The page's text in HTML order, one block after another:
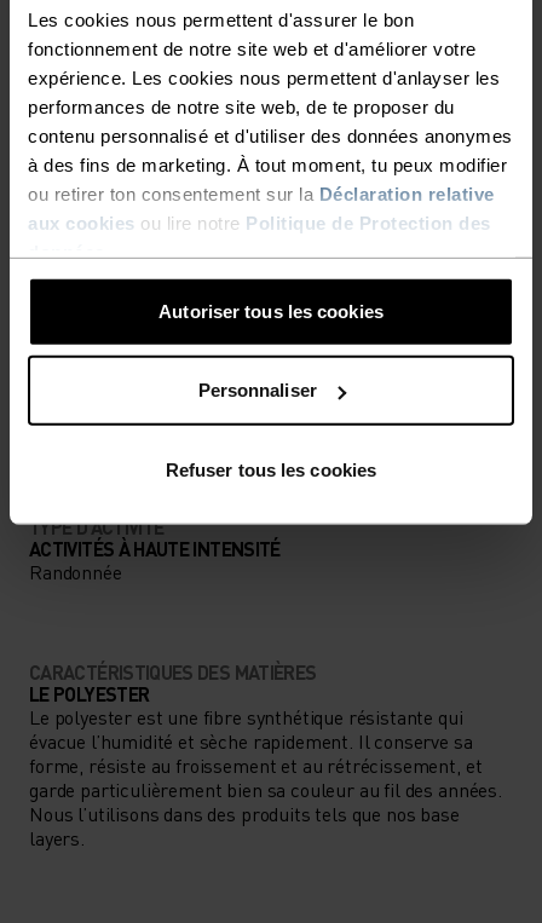
Les cookies nous permettent d'assurer le bon
fonctionnement de notre site web et d'améliorer votre
expérience. Les cookies nous permettent d'anlayser les
performances de notre site web, de te proposer du
contenu personnalisé et d'utiliser des données anonymes
à des fins de marketing. À tout moment, tu peux modifier
ou retirer ton consentement sur la Déclaration relative
aux cookies ou lire notre Politique de Protection des
Autoriser tous les cookies
Personnaliser
Refuser tous les cookies
LES DÉTAILS QUI FONT LA
DIFFÉRENCE
Des accessoires pensés pour profiter au maximum
de chaque aventure.
NIVEAU D'ACTIVITÉ
BAS MODÉRÉ ÉLEVÉ
TYPE D’ACTIVITÉ
ACTIVITÉS À HAUTE INTENSITÉ
Randonnée
CARACTÉRISTIQUES DES MATIÈRES
LE POLYESTER
Le polyester est une fibre synthétique résistante qui
évacue l’humidité et sèche rapidement. Il conserve sa
forme, résiste au froissement et au rétrécissement, et
garde particulièrement bien sa couleur au fil des années.
Nous l’utilisons dans des produits tels que nos base
layers.